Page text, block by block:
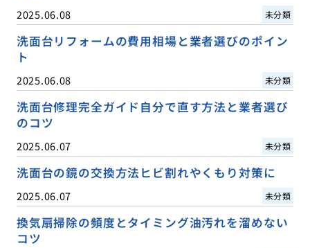
2025.06.08 未分類
洗面台リフォームの費用相場と業者選びのポイン
ト
2025.06.08 未分類
洗面台修理完全ガイド自分で直す方法と業者選び
のコツ
2025.06.07 未分類
洗面台の鏡の交換方法ヒビ割れやくもり対策に
2025.06.07 未分類
換気扇掃除の頻度とタイミング油汚れを溜めない
コツ